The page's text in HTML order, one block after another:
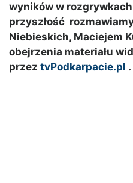
wyników w
przyszłość
Niebieskich, Maciejem
obejrzenia materiału
przez tvPodkarpacie.pl .